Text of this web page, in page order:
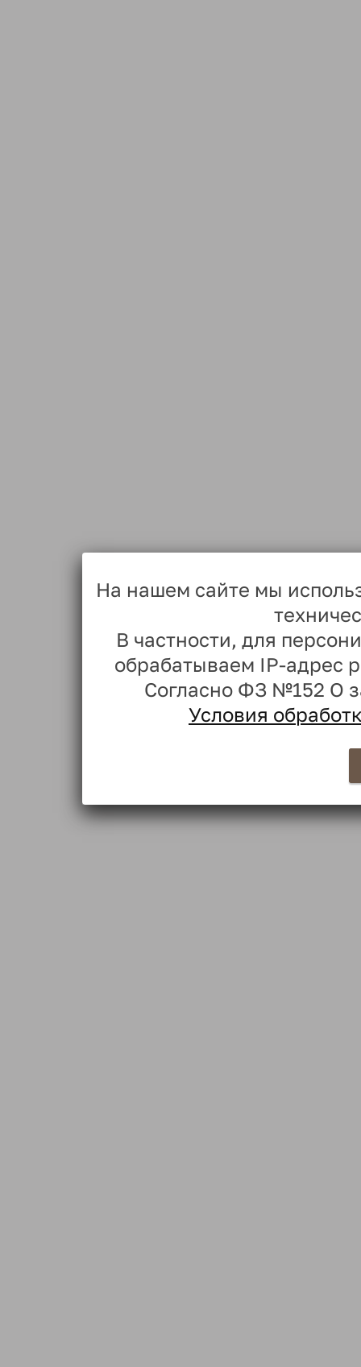
На нашем сайте мы
В частности, для
обрабатываем IP-адрес
Согласно ФЗ №152 О
Условия